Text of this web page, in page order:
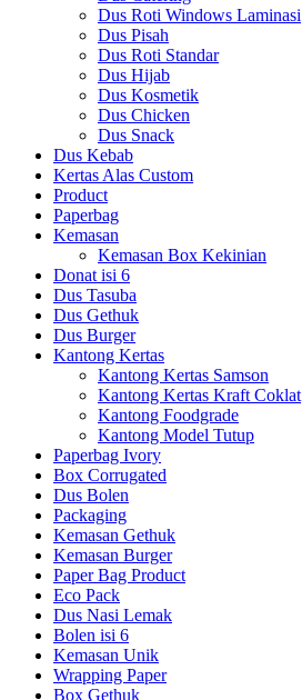
Dus Roti Windows Laminasi
Dus Pisah
Dus Roti Standar
Dus Hijab
Dus Kosmetik
Dus Chicken
Dus Snack
Dus Kebab
Kertas Alas Custom
Product
Paperbag
Kemasan
Kemasan Box Kekinian
Donat isi 6
Dus Tasuba
Dus Gethuk
Dus Burger
Kantong Kertas
Kantong Kertas Samson
Kantong Kertas Kraft Coklat
Kantong Foodgrade
Kantong Model Tutup
Paperbag Ivory
Box Corrugated
Dus Bolen
Packaging
Kemasan Gethuk
Kemasan Burger
Paper Bag Product
Eco Pack
Dus Nasi Lemak
Bolen isi 6
Kemasan Unik
Wrapping Paper
Box Gethuk